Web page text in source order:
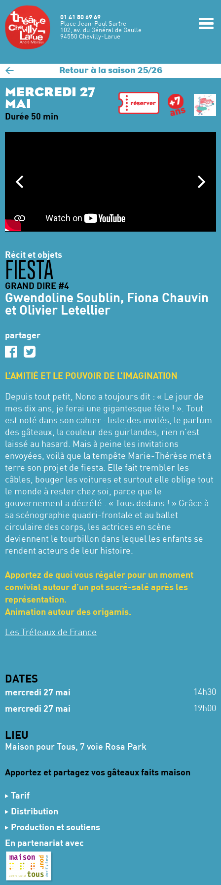
Aller au contenu principal
01 41 80 69 69
Place Jean-Paul Sartre
102, av. du Général de Gaulle
94550 Chevilly-Larue
< Retour à la saison 25/26
MERCREDI 27
MAI
Durée 50 min
Récit et objets
FIESTA
GRAND DIRE #4
Gwendoline Soublin, Fiona Chauvin
et Olivier Letellier
partager
L’AMITIÉ ET LE POUVOIR DE L’IMAGINATION
Depuis tout petit, Nono a toujours dit : « Le jour de
mes dix ans, je ferai une gigantesque fête ! ». Tout
est noté dans son cahier : liste des invités, le parfum
des gâteaux, la couleur des guirlandes, rien n’est
laissé au hasard. Mais à peine les invitations
envoyées, voilà que la tempête Marie-Thérèse met à
terre son projet de fiesta. Elle fait trembler les
câbles, bouger les voitures et surtout elle oblige tout
le monde à rester chez soi, parce que le
gouvernement a décrété : « Tous dedans ! » Grâce à
sa scénographie quadri-frontale et au ballet
circulaire des corps, les actrices en scène
deviennent le tourbillon dans lequel les enfants se
rendent acteurs de leur histoire.
Apportez de quoi vous régaler pour un moment
convivial autour d’un pot sucré-salé après les
représentation.
Animation autour des origamis.
Les Tréteaux de France
DATES
mercredi 27 mai 14h30
mercredi 27 mai 19h00
LIEU
Maison pour Tous, 7 voie Rosa Park
Apportez et partagez vos gâteaux faits maison
Tarif
7,50 € Parent
25 € Pass Grand Dire
Distribution
ConceptionGwendoline Soublin
Jeu (en alternance)Maëlle Agbodjan, Maud Bouchat,
Fiona Chauvin, Maya Lopez et Brice Magdinier
Costumes Fiona Chauvin
Production et soutiens
ProductionTréteaux de France - Centre dramatique
national.
Accueil en résidence
Champigny-sur-Marne ; CRR 93 Conservatoire à
En partenariat avec